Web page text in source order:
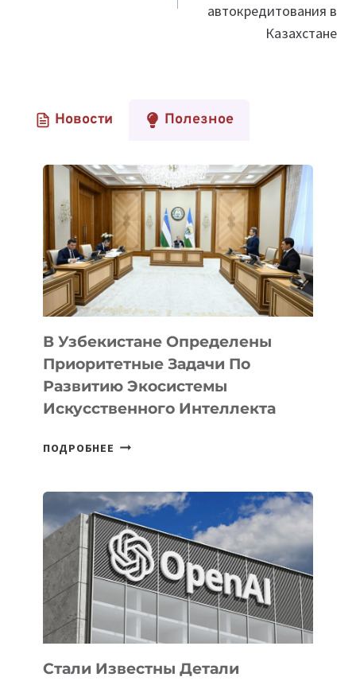
автокредитования в
Казахстане
Новости Полезное
В Узбекистане Определены
Приоритетные Задачи По
Развитию Экосистемы
Искусственного Интеллекта
ПОДРОБНЕЕ В
ПРИОРИТЕТНЫЕ
ЗАДАЧИ
ПО
РАЗВИТИЮ
ЭКОСИСТЕМЫ
ИСКУССТВЕННОГО
ИНТЕЛЛЕКТА
Стали Известны Детали